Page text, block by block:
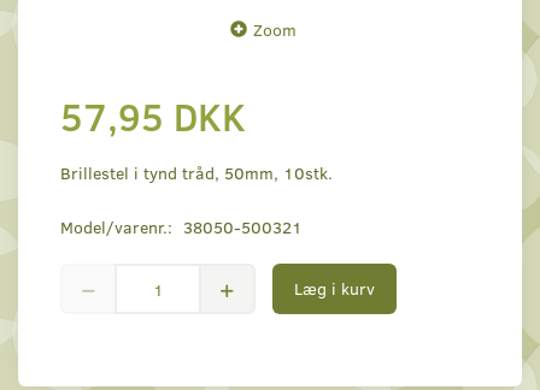
Zoom
57,95 DKK
Brillestel i tynd tråd, 50mm, 10stk.
Model/varenr.: 38050-500321
Læg i kurv